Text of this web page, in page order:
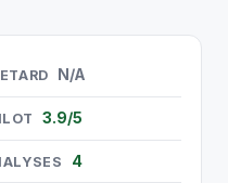
N/A
3.9/5
4